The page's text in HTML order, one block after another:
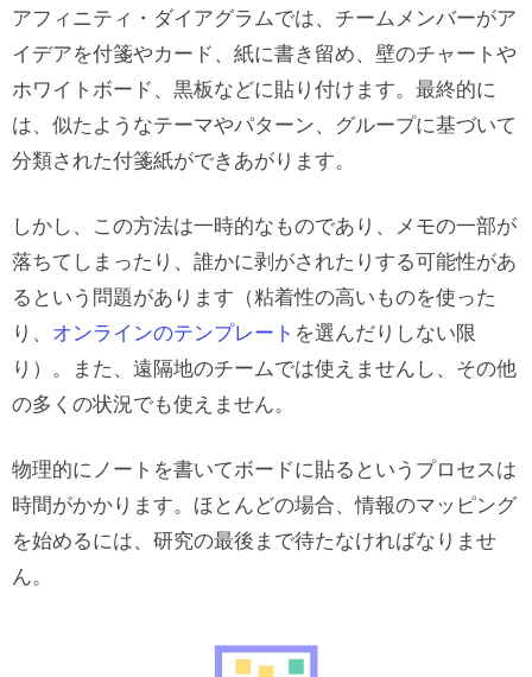
アフィニティ・ダイアグラムでは、チームメンバーがア
イデアを付箋やカード、紙に書き留め、壁のチャートや
ホワイトボード、黒板などに貼り付けます。最終的に
は、似たようなテーマやパターン、グループに基づいて
分類された付箋紙ができあがります。
しかし、この方法は一時的なものであり、メモの一部が
落ちてしまったり、誰かに剥がされたりする可能性があ
るという問題があります（粘着性の高いものを使った
り、 オンラインのテンプレート を選んだりしない限
り）。また、遠隔地のチームでは使えませんし、その他
の多くの状況でも使えません。
物理的にノートを書いてボードに貼るというプロセスは
時間がかかります。ほとんどの場合、情報のマッピング
を始めるには、研究の最後まで待たなければなりませ
ん。